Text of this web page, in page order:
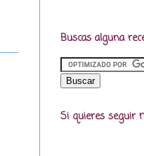
Buscas alguna
Si quieres seguir